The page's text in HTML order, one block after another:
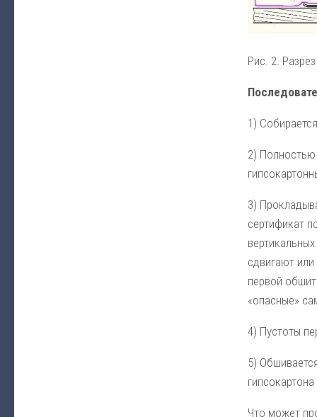
Рис. 2.
1)
2) Полностью
3)
сертификат
сдвигают
первой
«опасные»
4) Пустоты
5)
Что может